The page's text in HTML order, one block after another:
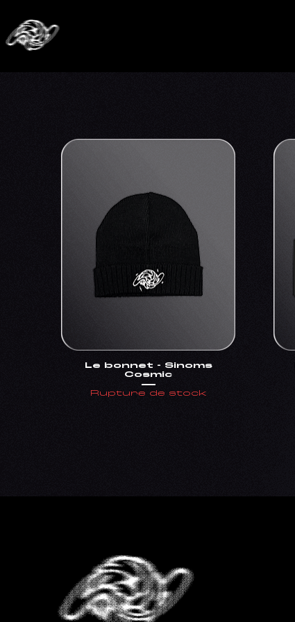
Le bonnet - Sinoms
Cosmic
Rupture de stock